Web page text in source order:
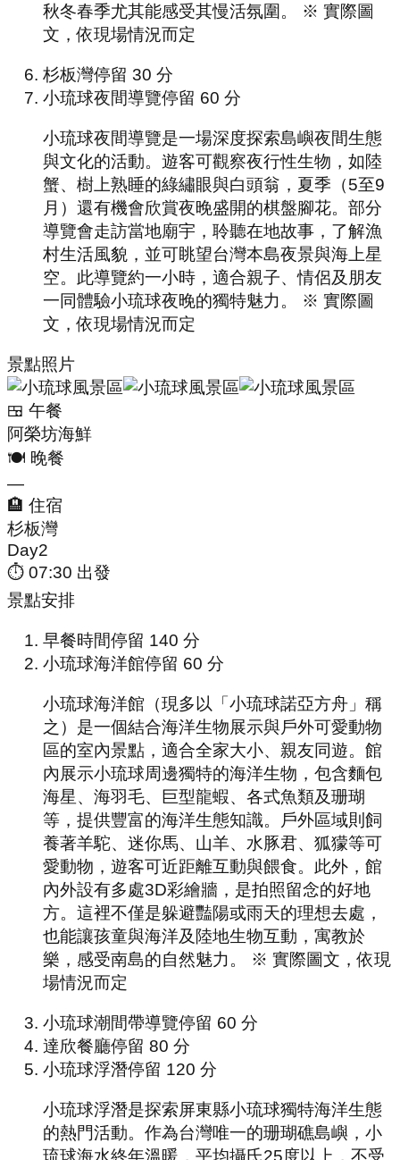
秋冬春季尤其能感受其慢活氛圍。 ※ 實際圖
文，依現場情況而定
杉板灣停留 30 分
小琉球夜間導覽停留 60 分
小琉球夜間導覽是一場深度探索島嶼夜間生態
與文化的活動。遊客可觀察夜行性生物，如陸
蟹、樹上熟睡的綠繡眼與白頭翁，夏季（5至9
月）還有機會欣賞夜晚盛開的棋盤腳花。部分
導覽會走訪當地廟宇，聆聽在地故事，了解漁
村生活風貌，並可眺望台灣本島夜景與海上星
空。此導覽約一小時，適合親子、情侶及朋友
一同體驗小琉球夜晚的獨特魅力。 ※ 實際圖
文，依現場情況而定
景點照片
🍱 午餐
阿榮坊海鮮
🍽️ 晚餐
—
🏨 住宿
杉板灣
Day2
⏱ 07:30 出發
景點安排
早餐時間停留 140 分
小琉球海洋館停留 60 分
小琉球海洋館（現多以「小琉球諾亞方舟」稱
之）是一個結合海洋生物展示與戶外可愛動物
區的室內景點，適合全家大小、親友同遊。館
內展示小琉球周邊獨特的海洋生物，包含麵包
海星、海羽毛、巨型龍蝦、各式魚類及珊瑚
等，提供豐富的海洋生態知識。戶外區域則飼
養著羊駝、迷你馬、山羊、水豚君、狐獴等可
愛動物，遊客可近距離互動與餵食。此外，館
內外設有多處3D彩繪牆，是拍照留念的好地
方。這裡不僅是躲避豔陽或雨天的理想去處，
也能讓孩童與海洋及陸地生物互動，寓教於
樂，感受南島的自然魅力。 ※ 實際圖文，依現
場情況而定
小琉球潮間帶導覽停留 60 分
達欣餐廳停留 80 分
小琉球浮潛停留 120 分
小琉球浮潛是探索屏東縣小琉球獨特海洋生態
的熱門活動。作為台灣唯一的珊瑚礁島嶼，小
琉球海水終年溫暖，平均攝氏25度以上，不受